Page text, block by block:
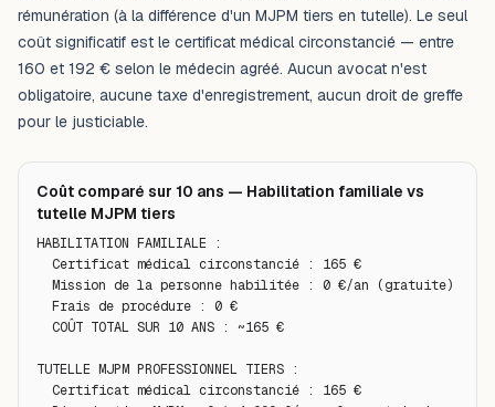
rémunération (à la différence d'un MJPM tiers en tutelle). Le seul
coût significatif est le certificat médical circonstancié — entre
160 et 192 € selon le médecin agréé. Aucun avocat n'est
obligatoire, aucune taxe d'enregistrement, aucun droit de greffe
pour le justiciable.
Coût comparé sur 10 ans — Habilitation familiale vs
tutelle MJPM tiers
HABILITATION FAMILIALE :
TUTELLE MJPM PROFESSIONNEL TIERS :